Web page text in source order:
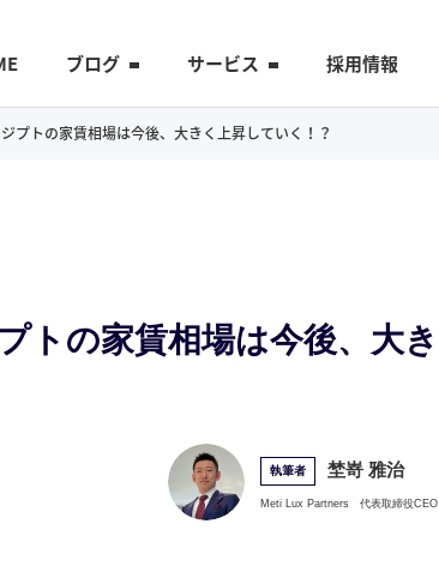
ブログ サービス 採用情報
プトの家賃相場は今後、大きく上昇していく！？
トの家賃相場は今後、大き
執筆者 埜嵜 雅治
Meti Lux Partners 代表取締役CEO